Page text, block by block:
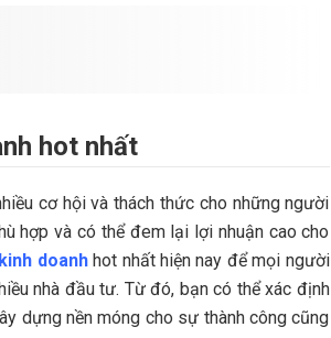
hot nhất
cơ hội và thách thức cho những người
hợp và có thể đem lại lợi nhuận cao cho
doanhhot nhất hiện nay để mọi người
nhà đầu tư. Từ đó, bạn có thể xác định
dựng nền móng cho sự thành công cũng